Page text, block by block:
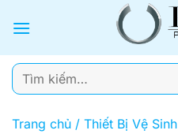
qua
dung
Tìm
kiếm:
Trang chủ / Thiết Bị Vệ Sinh